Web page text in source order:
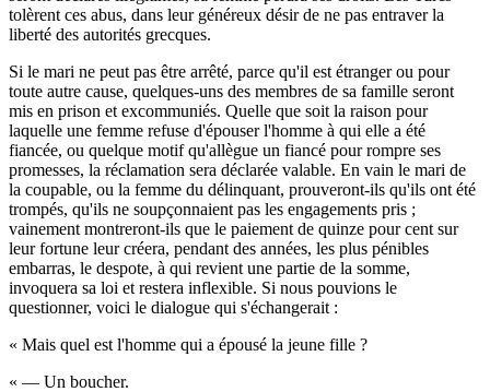
tolèrent ces abus, dans leur généreux désir de ne pas entraver la
liberté des autorités grecques.
Si le mari ne peut pas être arrêté, parce qu'il est étranger ou pour
toute autre cause, quelques-uns des membres de sa famille seront
mis en prison et excommuniés. Quelle que soit la raison pour
laquelle une femme refuse d'épouser l'homme à qui elle a été
fiancée, ou quelque motif qu'allègue un fiancé pour rompre ses
promesses, la réclamation sera déclarée valable. En vain le mari de
la coupable, ou la femme du délinquant, prouveront-ils qu'ils ont été
trompés, qu'ils ne soupçonnaient pas les engagements pris ;
vainement montreront-ils que le paiement de quinze pour cent sur
leur fortune leur créera, pendant des années, les plus pénibles
embarras, le despote, à qui revient une partie de la somme,
invoquera sa loi et restera inflexible. Si nous pouvions le
questionner, voici le dialogue qui s'échangerait :
« Mais quel est l'homme qui a épousé la jeune fille ?
« — Un boucher.